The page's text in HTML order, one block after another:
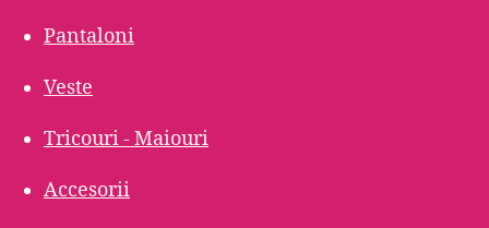
Pantaloni
Veste
Tricouri - Maiouri
Accesorii